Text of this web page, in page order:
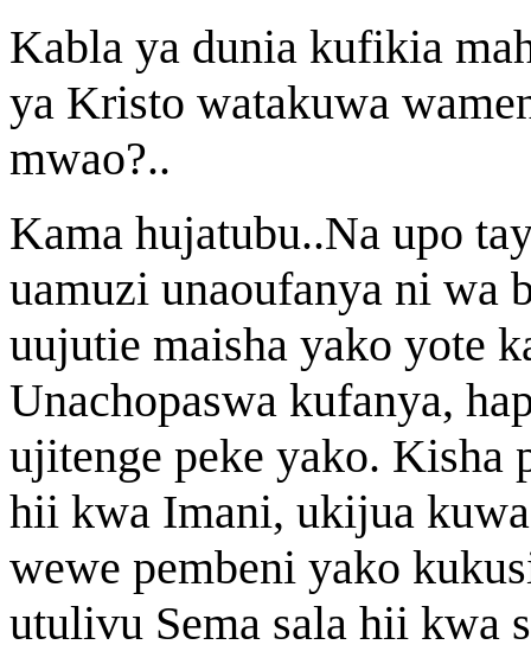
Kabla ya dunia kufikia
ya Kristo watakuwa
mwao?..
Kama hujatubu..Na upo
uamuzi unaoufanya ni wa
uujutie maisha yako yote
Unachopaswa kufanya,
ujitenge peke yako. Kisha
hii kwa Imani, ukijua
wewe pembeni yako
utulivu Sema sala hii kwa